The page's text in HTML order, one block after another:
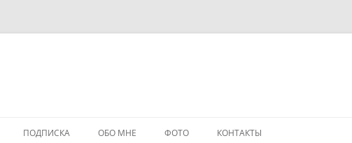
ПОДПИСКА ОБО МНЕ ФОТО КОНТАКТЫ